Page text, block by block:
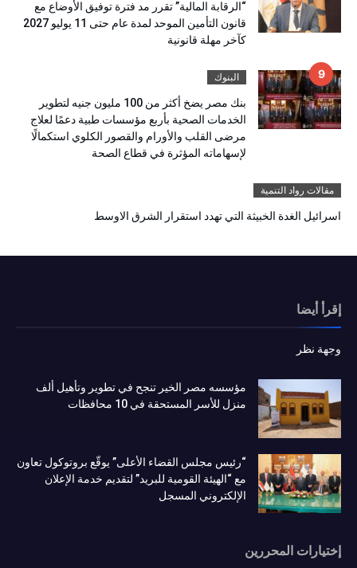
“الرقابة المالية” تقرر مد فترة توفيق الأوضاع مع
قانون التأمين الموحد لمدة عام حتى 11 يوليو 2027
كآخر مهلة قانونية
البنوك
بنك مصر يضخ أكثر من 100 مليون جنيه لتطوير
الخدمات الصحية بأربع مؤسسات طبية دعمًا لعلاج
مرضى القلب والأورام والقصور الكلوي استكمالًا
لإسهاماته المؤثرة في قطاع الصحة
مقالات رواد التنمية
اسرائيل الغدة الخبيثة التي تهدد استقرار الشرق الاوسط
إقرأ أيضا
وجهة نظر
مؤسسه مصر الخير تنجح في تطوير وتأهيل ألف
منزل للأسر المستحقة في 10 محافظات
“رئيس مجلس القضاء الأعلى” يوقّع بروتوكول تعاون
مع “الهيئة القومية للبريد” لتقديم خدمة الإعلان
الإلكتروني المسجل
إختيارات المحررين